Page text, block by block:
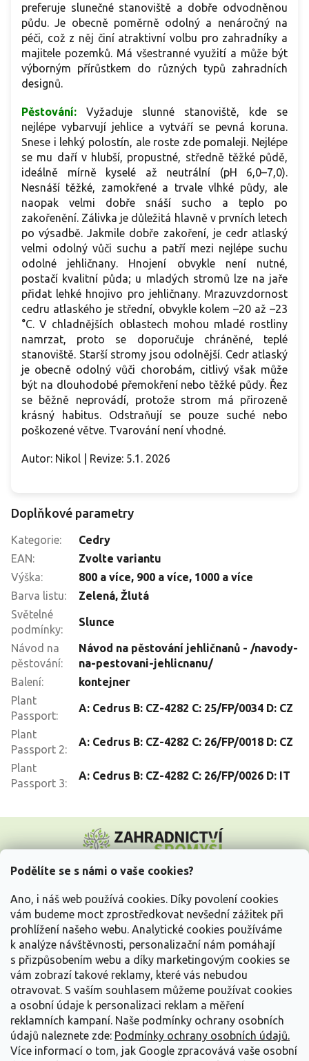
Podělíte se s námi o vaše cookies?
Ano, i náš web používá cookies. Díky povolení cookies
vám budeme moct zprostředkovat nevšední zážitek při
prohlížení našeho webu. Analytické cookies používáme
k analýze návštěvnosti, personalizační nám pomáhají
s přizpůsobením webu a díky marketingovým cookies se
vám zobrazí takové reklamy, které vás nebudou
otravovat. S vaším souhlasem můžeme používat cookies
a osobní údaje k personalizaci reklam a měření
reklamních kampaní. Naše podmínky ochrany osobních
údajů naleznete zde: Podmínky ochrany osobních údajů.
Více informací o tom, jak Google zpracovává vaše osobní
preferuje slunečné stanoviště a dobře odvodněnou
půdu. Je obecně poměrně odolný a nenáročný na
péči, což z něj činí atraktivní volbu pro zahradníky a
majitele pozemků. Má všestranné využití a může být
výborným přírůstkem do různých typů zahradních
designů.
Pěstování: Vyžaduje slunné stanoviště, kde se
nejlépe vybarvují jehlice a vytváří se pevná koruna.
Snese i lehký polostín, ale roste zde pomaleji. Nejlépe
se mu daří v hlubší, propustné, středně těžké půdě,
ideálně mírně kyselé až neutrální (pH 6,0–7,0).
Nesnáší těžké, zamokřené a trvale vlhké půdy, ale
naopak velmi dobře snáší sucho a teplo po
zakořenění. Zálivka je důležitá hlavně v prvních letech
po výsadbě. Jakmile dobře zakoření, je cedr atlaský
velmi odolný vůči suchu a patří mezi nejlépe suchu
odolné jehličnany. Hnojení obvykle není nutné,
postačí kvalitní půda; u mladých stromů lze na jaře
přidat lehké hnojivo pro jehličnany. Mrazuvzdornost
cedru atlaského je střední, obvykle kolem –20 až –23
°C. V chladnějších oblastech mohou mladé rostliny
namrzat, proto se doporučuje chráněné, teplé
stanoviště. Starší stromy jsou odolnější. Cedr atlaský
je obecně odolný vůči chorobám, citlivý však může
být na dlouhodobé přemokření nebo těžké půdy. Řez
se běžně neprovádí, protože strom má přirozeně
krásný habitus. Odstraňují se pouze suché nebo
poškozené větve. Tvarování není vhodné.
Autor: Nikol | Revize: 5.1. 2026
Doplňkové parametry
Kategorie:
Cedry
EAN:
Zvolte variantu
Výška: 800 a více, 900 a více, 1000 a více
Barva listu:
Zelená, Žlutá
Světelné
podmínky:
Slunce
Návod na
pěstování:
Návod na pěstování jehličnanů - /navody-
na-pestovani-jehlicnanu/
Balení:
kontejner
Plant
Passport:
A: Cedrus B: CZ-4282 C: 25/FP/0034 D: CZ
Plant
Passport 2:
A: Cedrus B: CZ-4282 C: 26/FP/0018 D: CZ
Plant
Passport 3:
A: Cedrus B: CZ-4282 C: 26/FP/0026 D: IT
p
Vše o nákupu
Informace pro Vás
Kontakujte nás